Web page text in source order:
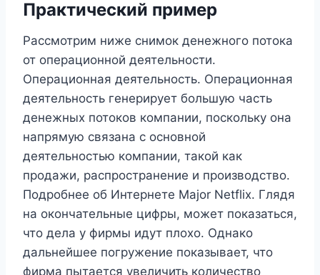
Практический пример
Рассмотрим ниже снимок денежного потока
от операционной деятельности.
Операционная деятельность. Операционная
деятельность генерирует большую часть
денежных потоков компании, поскольку она
напрямую связана с основной
деятельностью компании, такой как
продажи, распространение и производство.
Подробнее об Интернете Major Netflix. Глядя
на окончательные цифры, может показаться,
что дела у фирмы идут плохо. Однако
дальнейшее погружение показывает, что
фирма пытается увеличить количество